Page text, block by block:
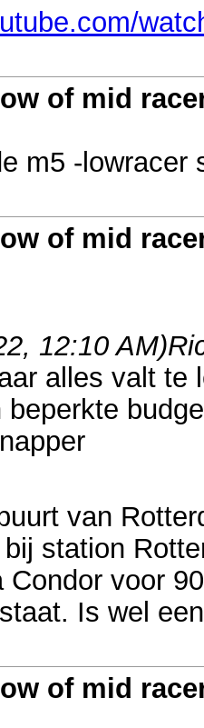
of mid
m5 -lowracer
of mid
12:10 AM)
alles valt te
beperkte
van
station
Condor voor
Is wel
of mid